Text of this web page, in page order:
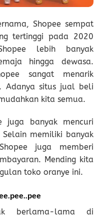
Shopee sempat
tertinggi pada 2020
lebih banyak
hingga dewasa.
sangat menarik
Adanya situs jual beli
kita semua.
juga banyak mencuri
memiliki banyak
juga memberi
Mending kita
toko oranye ini.
berlama-lama di